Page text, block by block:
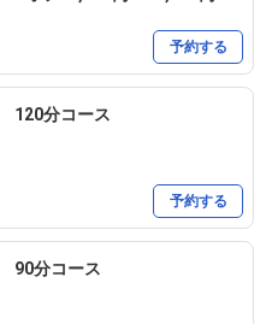
予約する
120分コース
予約する
90分コース